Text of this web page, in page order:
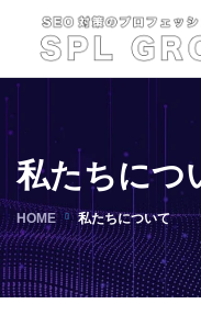
私たちにつ
HOME 私たちについて